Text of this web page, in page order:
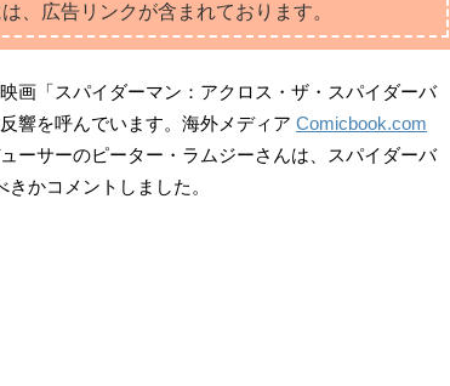
、広告リンクが含まれております。
画「スパイダーマン：アクロス・ザ・スパイダーバ
響を呼んでいます。海外メディア Comicbook.com
ーサーのピーター・ラムジーさんは、スパイダーバ
かコメントしました。